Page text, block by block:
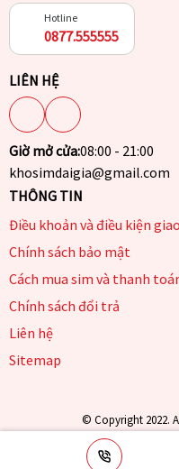
Hotline
0877.555555
LIÊN HỆ
Giờ mở cửa:08:00 - 21:00
khosimdaigia@gmail.com
THÔNG TIN
Điều khoản và điều kiện
Chính sách bảo mật
Cách mua sim và thanh
Chính sách đổi trả
Liên hệ
Sitemap
© Copyright 2022.